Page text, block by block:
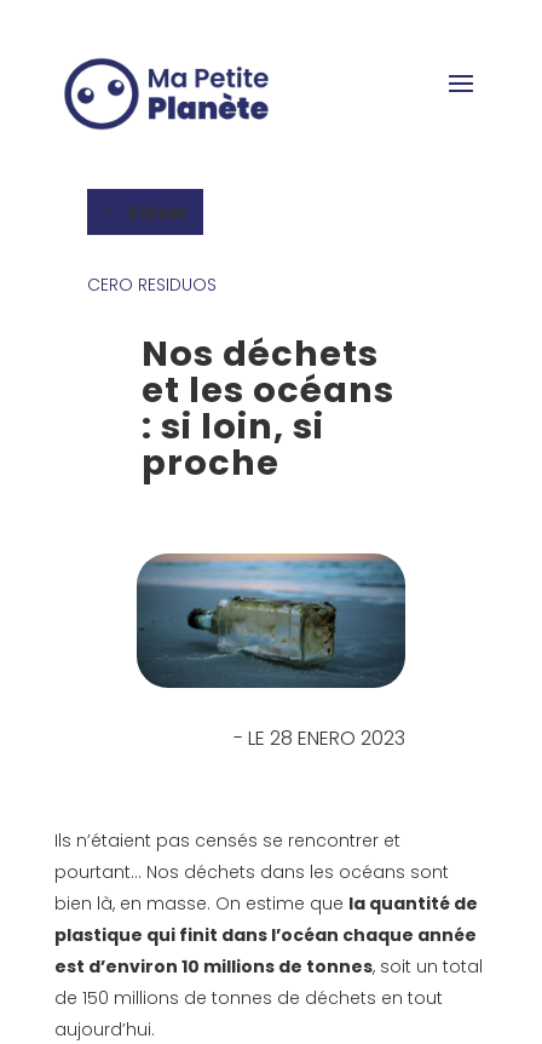
Volver
CERO RESIDUOS
Nos déchets
et les océans
: si loin, si
proche
- LE 28 ENERO 2023
Ils n’étaient pas censés se rencontrer et
pourtant… Nos déchets dans les océans sont
bien là, en masse. On estime que la quantité de
plastique qui finit dans l’océan chaque année
est d’environ 10 millions de tonnes, soit un total
de 150 millions de tonnes de déchets en tout
aujourd’hui.